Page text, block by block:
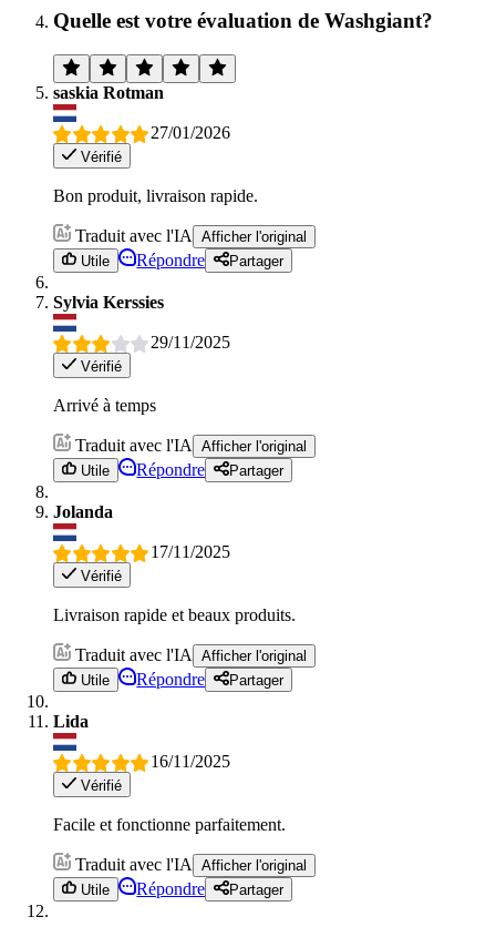
Quelle est votre évaluation de Washgiant?
saskia Rotman
27/01/2026
Vérifié
Bon produit, livraison rapide.
Traduit avec l'IA
Afficher l'original
Utile
Répondre Partager
Sylvia Kerssies
29/11/2025
Vérifié
Arrivé à temps
Traduit avec l'IA
Afficher l'original
Utile
Répondre Partager
Jolanda
17/11/2025
Vérifié
Livraison rapide et beaux produits.
Traduit avec l'IA
Afficher l'original
Utile
Répondre Partager
Lida
16/11/2025
Vérifié
Facile et fonctionne parfaitement.
Traduit avec l'IA
Afficher l'original
Utile
Répondre Partager